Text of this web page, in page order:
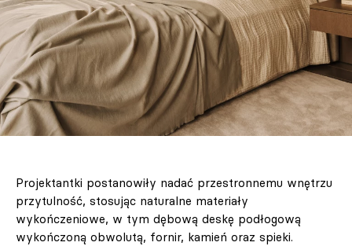
Projektantki postanowiły nadać przestronnemu wnętrzu
przytulność, stosując naturalne materiały
wykończeniowe, w tym dębową deskę podłogową
wykończoną obwolutą, fornir, kamień oraz spieki.